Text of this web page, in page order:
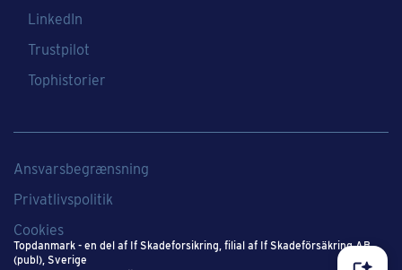
LinkedIn
Trustpilot
Tophistorier
Topdanmark - en del af If Skadeforsikring​, filial af If Skadeförsäkring AB
(publ), Sverige​
Ansvarsbegrænsning
Privatlivspolitik
Cookies